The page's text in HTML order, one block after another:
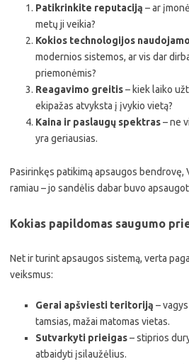
Patikrinkite reputaciją – ar
metų ji veikia?
Kokios technologijos
modernios sistemos, ar vis dar
priemonėmis?
Reagavimo greitis– kiek laiko
ekipažas atvyksta į įvykio vietą?
Kaina ir paslaugų spektras– ne
yra geriausias.
Pasirinkęs patikimą apsaugos bendrovę,
ramiau – jo sandėlis dabar buvo
Kokias papildomas saugumo
Net ir turint apsaugos sistemą, verta
veiksmus:
Gerai apšviesti teritoriją –
tamsias, mažai matomas vietas.
Sutvarkyti prieigas– stiprios
atbaidyti įsilaužėlius.